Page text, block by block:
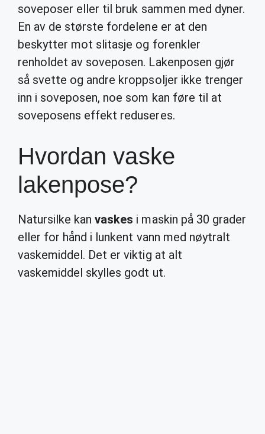
soveposer eller til bruk sammen med dyner.
En av de største fordelene er at den
beskytter mot slitasje og forenkler
renholdet av soveposen. Lakenposen gjør
så svette og andre kroppsoljer ikke trenger
inn i soveposen, noe som kan føre til at
soveposens effekt reduseres.
Hvordan vaske
lakenpose?
Natursilke kanvaskes i maskin på 30 grader
eller for hånd i lunkent vann med nøytralt
vaskemiddel. Det er viktig at alt
vaskemiddel skylles godt ut.